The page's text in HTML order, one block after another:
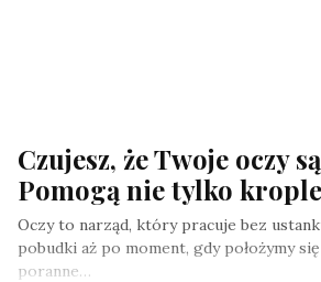
Czujesz, że Twoje oczy
Pomogą nie tylko
Oczy to narząd, który pracuje bez
pobudki aż po moment, gdy położymy
poranne…